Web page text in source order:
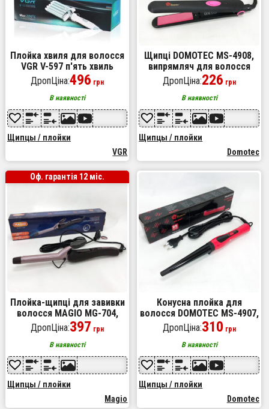
Плойка хвиля для волосся
VGR V-597 п'ять хвиль
діаметр 16 мм з
керамічним покриттям для
кучеряшок та локонів
ДропЦіна:496 грн
В наявності
Щипцы / плойки
VGR
Щипці DOMOTEC MS-4908,
випрямляч для волосся
2в1, стайлер для
укладання, прасування для
вирівнювання
ДропЦіна:226 грн
В наявності
Щипцы / плойки
Domotec
Плойка-щипці для завивки
волосся MAGIO MG-704,
маленька плойка, стайлер
для завивки
ДропЦіна:397 грн
В наявності
Щипцы / плойки
Magio
Оф. гарантія 12 міс.
Конусна плойка для
волосся DOMOTEC MS-4907,
стайлер для завивки,
стайлер для укладання
ДропЦіна:310 грн
В наявності
Щипцы / плойки
Domotec